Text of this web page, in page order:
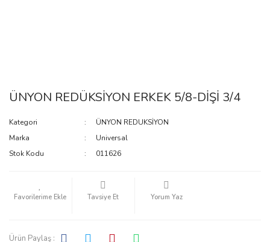
ÜNYON REDÜKSİYON ERKEK 5/8-DİŞİ 3/4
Kategori
ÜNYON REDUKSİYON
Marka
Universal
Stok Kodu
011626
Tavsiye Et Yorum Yaz
Ürün Paylaş :